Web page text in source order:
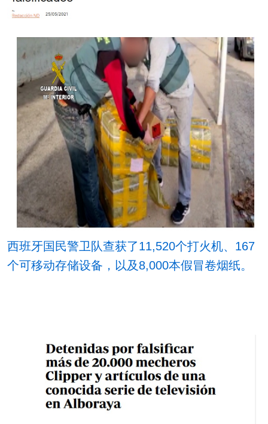
西班牙国民警卫队查获了11,520个打火机、167
个可移动存储设备，以及8,000本假冒卷烟纸。